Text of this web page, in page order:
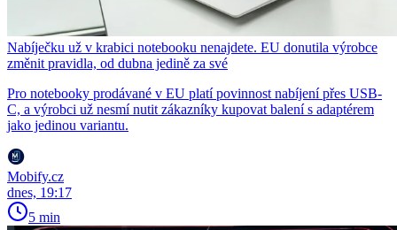
Nabíječku už v krabici notebooku nenajdete. EU donutila výrobce
změnit pravidla, od dubna jedině za své
Pro notebooky prodávané v EU platí povinnost nabíjení přes USB-
C, a výrobci už nesmí nutit zákazníky kupovat balení s adaptérem
jako jedinou variantu.
Mobify.cz
dnes, 19:17
5 min